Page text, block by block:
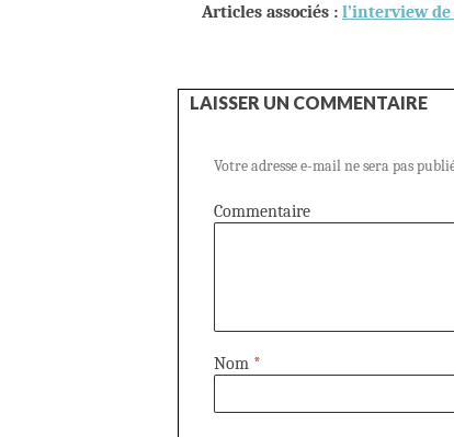
Articles associés : l’interview
LAISSER UN COMMENTAIRE
Votre adresse e-mail ne sera pas
Commentaire
Nom *